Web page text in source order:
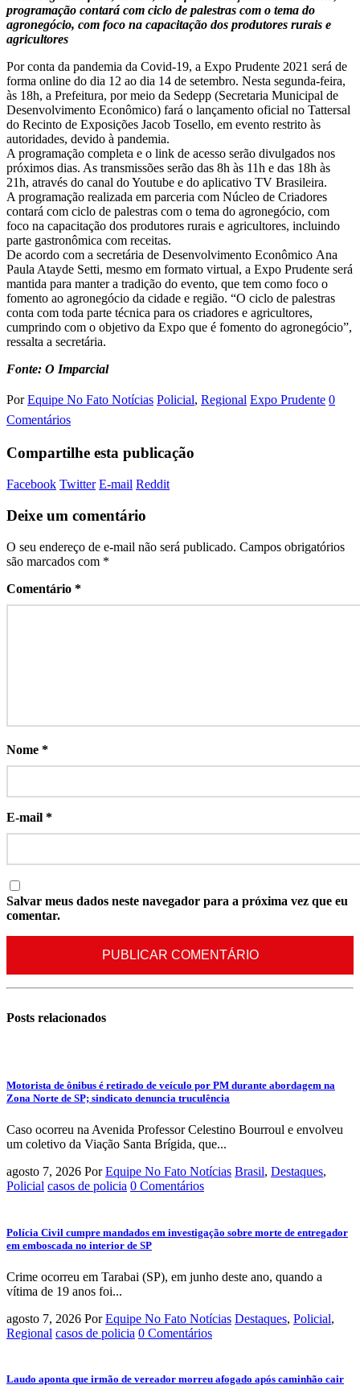
programação contará com ciclo de palestras com o tema do
agronegócio, com foco na capacitação dos produtores rurais e
agricultores
Por conta da pandemia da Covid-19, a Expo Prudente 2021 será de
forma online do dia 12 ao dia 14 de setembro. Nesta segunda-feira,
às 18h, a Prefeitura, por meio da Sedepp (Secretaria Municipal de
Desenvolvimento Econômico) fará o lançamento oficial no Tattersal
do Recinto de Exposições Jacob Tosello, em evento restrito às
autoridades, devido à pandemia.
A programação completa e o link de acesso serão divulgados nos
próximos dias. As transmissões serão das 8h às 11h e das 18h às
21h, através do canal do Youtube e do aplicativo TV Brasileira.
A programação realizada em parceria com Núcleo de Criadores
contará com ciclo de palestras com o tema do agronegócio, com
foco na capacitação dos produtores rurais e agricultores, incluindo
parte gastronômica com receitas.
De acordo com a secretária de Desenvolvimento Econômico Ana
Paula Atayde Setti, mesmo em formato virtual, a Expo Prudente será
mantida para manter a tradição do evento, que tem como foco o
fomento ao agronegócio da cidade e região. “O ciclo de palestras
conta com toda parte técnica para os criadores e agricultores,
cumprindo com o objetivo da Expo que é fomento do agronegócio”,
ressalta a secretária.
Fonte: O Imparcial
Por Equipe No Fato Notícias Policial, Regional Expo Prudente 0
Comentários
Compartilhe esta publicação
Facebook Twitter E-mail Reddit
Deixe um comentário
O seu endereço de e-mail não será publicado. Campos obrigatórios
são marcados com *
Comentário *
Nome *
E-mail *
Salvar meus dados neste navegador para a próxima vez que eu
comentar.
Posts relacionados
Motorista de ônibus é retirado de veículo por PM durante abordagem na
Zona Norte de SP; sindicato denuncia truculência
Caso ocorreu na Avenida Professor Celestino Bourroul e envolveu
um coletivo da Viação Santa Brígida, que...
agosto 7, 2026 Por Equipe No Fato Notícias Brasil, Destaques,
Policial casos de policia 0 Comentários
Polícia Civil cumpre mandados em investigação sobre morte de entregador
em emboscada no interior de SP
Crime ocorreu em Tarabai (SP), em junho deste ano, quando a
vítima de 19 anos foi...
agosto 7, 2026 Por Equipe No Fato Notícias Destaques, Policial,
Regional casos de policia 0 Comentários
Laudo aponta que irmão de vereador morreu afogado após caminhão cair